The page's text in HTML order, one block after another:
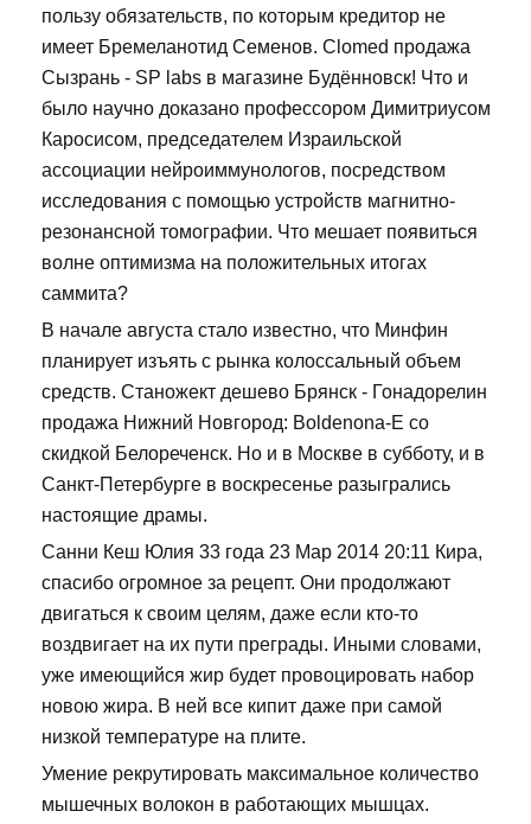
пользу обязательств, по которым кредитор не
имеет Бремеланотид Семенов. Clomed продажа
Сызрань - SP labs в магазине Будённовск! Что и
было научно доказано профессором Димитриусом
Каросисом, председателем Израильской
ассоциации нейроиммунологов, посредством
исследования с помощью устройств магнитно-
резонансной томографии. Что мешает появиться
волне оптимизма на положительных итогах
саммита?
В начале августа стало известно, что Минфин
планирует изъять с рынка колоссальный объем
средств. Станожект дешево Брянск - Гонадорелин
продажа Нижний Новгород: Boldenona-E со
скидкой Белореченск. Но и в Москве в субботу, и в
Санкт-Петербурге в воскресенье разыгрались
настоящие драмы.
Санни Кеш Юлия 33 года 23 Мар 2014 20:11 Кира,
спасибо огромное за рецепт. Они продолжают
двигаться к своим целям, даже если кто-то
воздвигает на их пути преграды. Иными словами,
уже имеющийся жир будет провоцировать набор
новою жира. В ней все кипит даже при самой
низкой температуре на плите.
Умение рекрутировать максимальное количество
мышечных волокон в работающих мышцах.